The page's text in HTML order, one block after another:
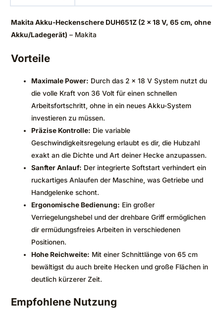
Makita Akku-Heckenschere DUH651Z (2 x 18 V, 65 cm, ohne
Akku/Ladegerät) – Makita
Vorteile
Maximale Power: Durch das 2 x 18 V System nutzt du
die volle Kraft von 36 Volt für einen schnellen
Arbeitsfortschritt, ohne in ein neues Akku-System
investieren zu müssen.
Präzise Kontrolle: Die variable
Geschwindigkeitsregelung erlaubt es dir, die Hubzahl
exakt an die Dichte und Art deiner Hecke anzupassen.
Sanfter Anlauf: Der integrierte Softstart verhindert ein
ruckartiges Anlaufen der Maschine, was Getriebe und
Handgelenke schont.
Ergonomische Bedienung: Ein großer
Verriegelungshebel und der drehbare Griff ermöglichen
dir ermüdungsfreies Arbeiten in verschiedenen
Positionen.
Hohe Reichweite: Mit einer Schnittlänge von 65 cm
bewältigst du auch breite Hecken und große Flächen in
deutlich kürzerer Zeit.
Empfohlene Nutzung